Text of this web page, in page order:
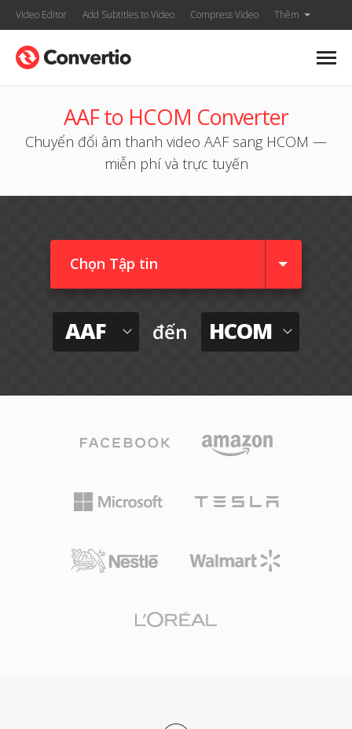
Video Editor Add Subtitles to Video Compress Video Thêm
AAF to HCOM Converter
Chuyển đổi âm thanh video AAF sang HCOM —
miễn phí và trực tuyến
Chọn Tập tin
AAF đến HCOM